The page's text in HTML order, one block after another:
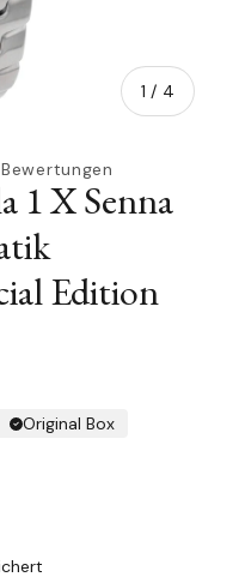
1 / von
4
1 X Senna
Edition
Original Box